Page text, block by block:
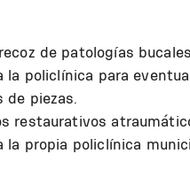
de patologías
la policlínica para
de piezas.
restaurativos
la propia policlínica